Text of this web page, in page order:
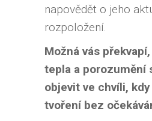
napovědět o jeho
rozpoložení.
Možná vás
tepla a porozumění
objevit ve chvíli,
tvoření bez